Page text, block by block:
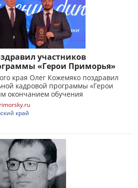
участников
«Герои Приморья»
края Олег Кожемяко поздравил
кадровой программы «Герои
окончанием обучения
край